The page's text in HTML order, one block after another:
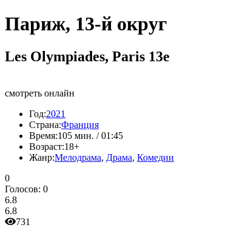
Париж, 13-й округ
Les Olympiades, Paris 13e
смотреть онлайн
Год:2021
Страна:Франция
Время:105 мин. / 01:45
Возраст:18+
Жанр:Мелодрама, Драма, Комедии
0
Голосов: 0
6.8
6.8
731